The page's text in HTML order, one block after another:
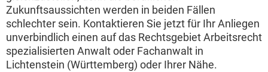
Zukunftsaussichten werden in beiden Fällen
schlechter sein. Kontaktieren Sie jetzt für Ihr Anliegen
unverbindlich einen auf das Rechtsgebiet Arbeitsrecht
spezialisierten Anwalt oder Fachanwalt in
Lichtenstein (Württemberg) oder Ihrer Nähe.